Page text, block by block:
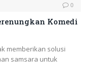
0
Komedi
memberikan solusi
samsara untuk